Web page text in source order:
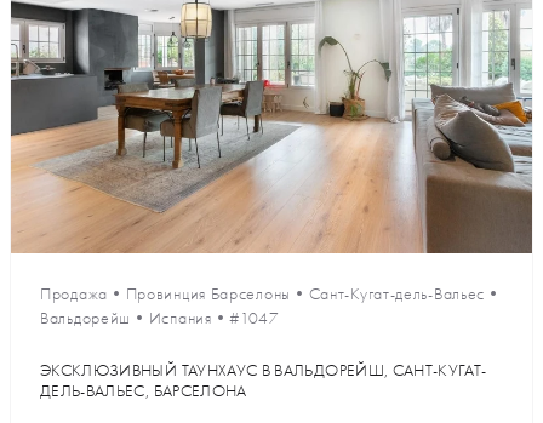
Продажа • Провинция Барселоны • Сант-Кугат-дель-Вальес •
Вальдорейш • Испания •#1047
ЭКСКЛЮЗИВНЫЙ ТАУНХАУС В ВАЛЬДОРЕЙШ, САНТ-КУГАТ-
ДЕЛЬ-ВАЛЬЕС, БАРСЕЛОНА